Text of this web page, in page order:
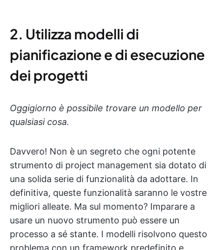
2. Utilizza modelli di
pianificazione e di esecuzione
dei progetti
Oggigiorno è possibile trovare un modello per
qualsiasi cosa.
Davvero! Non è un segreto che ogni potente
strumento di project management sia dotato di
una solida serie di funzionalità da adottare. In
definitiva, queste funzionalità saranno le vostre
migliori alleate. Ma sul momento? Imparare a
usare un nuovo strumento può essere un
processo a sé stante. I modelli risolvono questo